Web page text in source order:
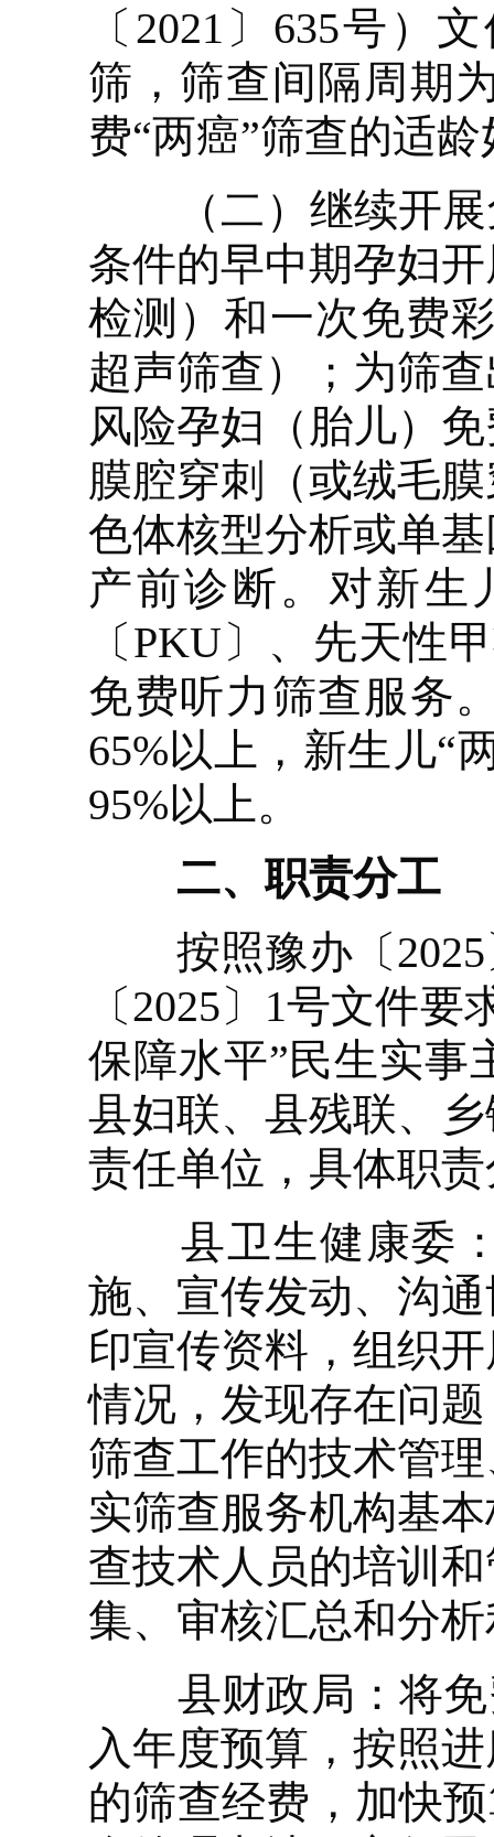
〔2021〕635号）
筛，筛查间隔周期
费“两癌”筛查的适
（二）继续开展
条件的早中期孕妇
检测）和一次免费
超声筛查）；为筛
风险孕妇（胎儿）
膜腔穿刺（或绒毛
色体核型分析或单
产前诊断。对新生
〔PKU〕、先天性
免费听力筛查服务
65%以上，新生儿“
95%以上。
二、职责分工
按照豫办〔2025
〔2025〕1号文件
保障水平”民生实事
县妇联、县残联、
责任单位，具体职
县卫生健康委：
施、宣传发动、沟
印宣传资料，组织
情况，发现存在问
筛查工作的技术管
实筛查服务机构基
查技术人员的培训
集、审核汇总和分
县财政局：将免
入年度预算，按照
的筛查经费，加快